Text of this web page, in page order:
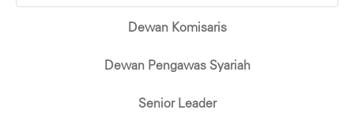
Dewan Komisaris
Dewan Pengawas Syariah
Senior Leader